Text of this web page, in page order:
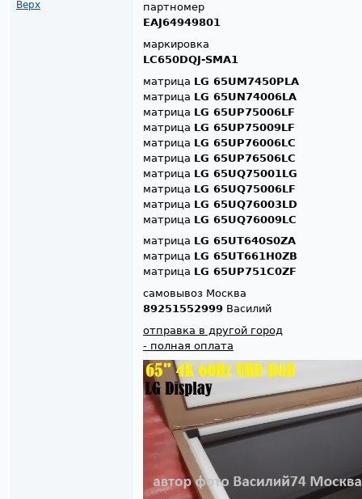
Верх
партномер
EAJ64949801
маркировка
LC650DQJ-SMA1
матрица LG 65UM7450PLA
матрица LG 65UN74006LA
матрица LG 65UP75006LF
матрица LG 65UP75009LF
матрица LG 65UP76006LC
матрица LG 65UP76506LC
матрица LG 65UQ75001LG
матрица LG 65UQ75006LF
матрица LG 65UQ76003LD
матрица LG 65UQ76009LC
матрица LG 65UT640S0ZA
матрица LG 65UT661H0ZB
матрица LG 65UP751C0ZF
самовывоз Москва
89251552999 Василий
отправка в другой город
- полная оплата